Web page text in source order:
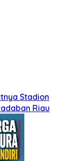
Stadion
Riau